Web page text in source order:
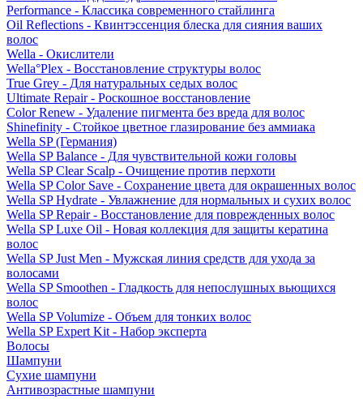
Performance - Классика современного стайлинга
Oil Reflections - Квинтэссенция блеска для сияния ваших
волос
Wella - Окислители
Wella°Plex - Восстановление структуры волос
True Grey - Для натуральных седых волос
Ultimate Repair - Роскошное восстановление
Color Renew - Удаление пигмента без вреда для волос
Shinefinity - Стойкое цветное глазирование без аммиака
Wella SP (Германия)
Wella SP Balance - Для чувствительной кожи головы
Wella SP Clear Scalp - Очищение против перхоти
Wella SP Color Save - Сохранение цвета для окрашенных волос
Wella SP Hydrate - Увлажнение для нормальных и сухих волос
Wella SP Repair - Восстановление для поврежденных волос
Wella SP Luxe Oil - Новая коллекция для защиты кератина
волос
Wella SP Just Men - Мужская линия средств для ухода за
волосами
Wella SP Smoothen - Гладкость для непослушных вьющихся
волос
Wella SP Volumize - Объем для тонких волос
Wella SP Expert Kit - Набор эксперта
Волосы
Шампуни
Сухие шампуни
Антивозрастные шампуни